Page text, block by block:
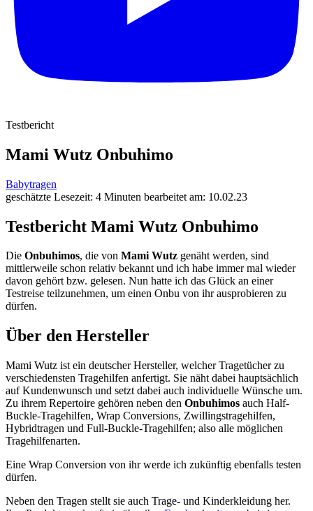
Testbericht
Mami Wutz Onbuhimo
Babytragen
geschätzte Lesezeit: 4 Minuten bearbeitet am: 10.02.23
Testbericht Mami Wutz Onbuhimo
Die Onbuhimos, die von Mami Wutz genäht werden, sind
mittlerweile schon relativ bekannt und ich habe immer mal wieder
davon gehört bzw. gelesen. Nun hatte ich das Glück an einer
Testreise teilzunehmen, um einen Onbu von ihr ausprobieren zu
dürfen.
Über den Hersteller
Mami Wutz ist ein deutscher Hersteller, welcher Tragetücher zu
verschiedensten Tragehilfen anfertigt. Sie näht dabei hauptsächlich
auf Kundenwunsch und setzt dabei auch individuelle Wünsche um.
Zu ihrem Repertoire gehören neben den Onbuhimos auch Half-
Buckle-Tragehilfen, Wrap Conversions, Zwillingstragehilfen,
Hybridtragen und Full-Buckle-Tragehilfen; also alle möglichen
Tragehilfenarten.
Eine Wrap Conversion von ihr werde ich zukünftig ebenfalls testen
dürfen.
Neben den Tragen stellt sie auch Trage- und Kinderkleidung her.